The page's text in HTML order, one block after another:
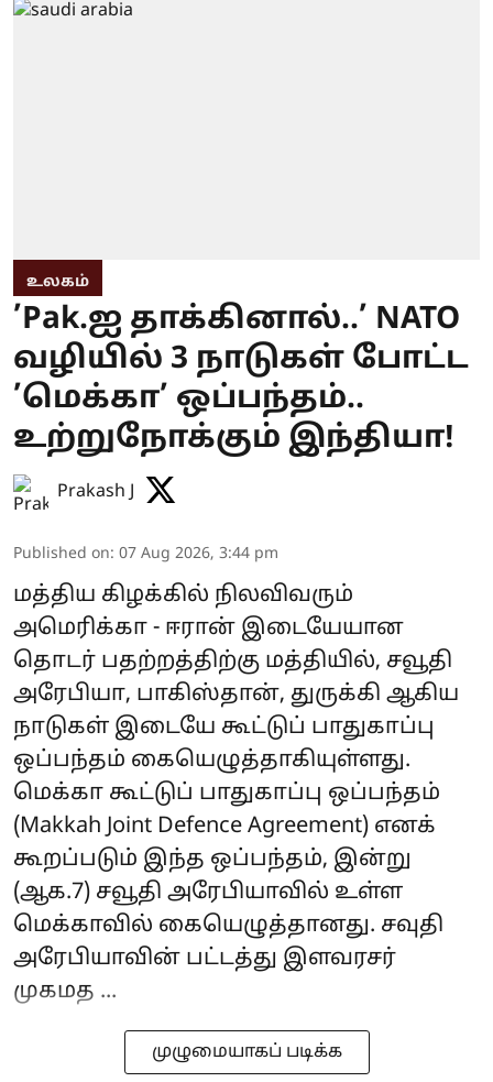
உலகம்
’Pak.ஐ தாக்கினால்..’ NATO
வழியில் 3 நாடுகள் போட்ட
’மெக்கா’ ஒப்பந்தம்..
உற்றுநோக்கும் இந்தியா!
Prakash J
Published on: 07 Aug 2026, 3:44 pm
மத்திய கிழக்கில் நிலவிவரும்
அமெரிக்கா - ஈரான் இடையேயான
தொடர் பதற்றத்திற்கு மத்தியில், சவூதி
அரேபியா, பாகிஸ்தான், துருக்கி ஆகிய
நாடுகள் இடையே கூட்டுப் பாதுகாப்பு
ஒப்பந்தம் கையெழுத்தாகியுள்ளது.
மெக்கா கூட்டுப் பாதுகாப்பு ஒப்பந்தம்
(Makkah Joint Defence Agreement) எனக்
கூறப்படும் இந்த ஒப்பந்தம், இன்று
(ஆக.7) சவூதி அரேபியாவில் உள்ள
மெக்காவில் கையெழுத்தானது. சவுதி
அரேபியாவின் பட்டத்து இளவரசர்
முகமத ...
முழுமையாகப் படிக்க